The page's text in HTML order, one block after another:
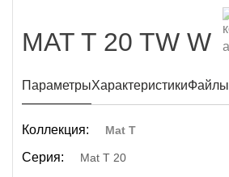
MAT T 20 TW W
ПараметрыХарактеристикиФайлы
Коллекция: Mat T
Серия: Mat T 20